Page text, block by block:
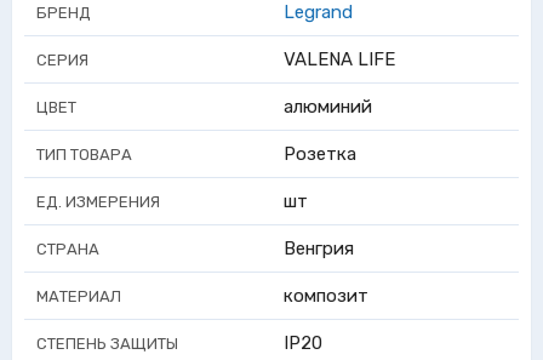
БРЕНД Legrand
СЕРИЯ VALENA LIFE
ЦВЕТ алюминий
ТИП ТОВАРА Розетка
ЕД. ИЗМЕРЕНИЯ шт
СТРАНА Венгрия
МАТЕРИАЛ композит
СТЕПЕНЬ ЗАЩИТЫ IP20